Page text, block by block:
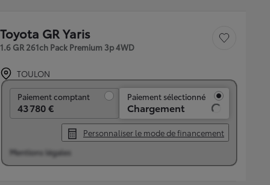
Toyota GR Yaris
1.6 GR 261ch Pack Premium 3p 4WD
Sauvegarder le
TOULON
Paiement comptant
43 780 €
Paiement sélectionné
714 € /mois
Personnaliser le mode de financement
Mentions légales